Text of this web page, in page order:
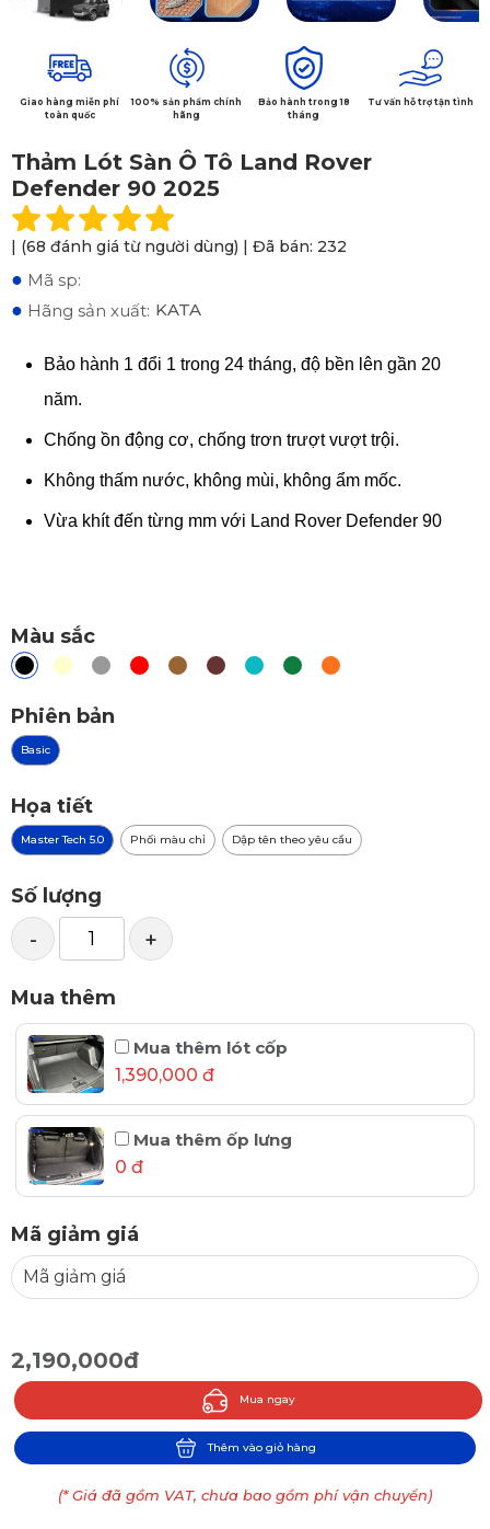
Giao hàng miễn phí
toàn quốc
100% sản phẩm chính
hãng
Bảo hành trong 18
tháng
Tư vấn hỗ trợ tận tình
Thảm Lót Sàn Ô Tô Land Rover
Defender 90 2025
| (68 đánh giá từ người dùng) | Đã bán: 232
● Mã sp:
● Hãng sản xuất: KATA
Bảo hành 1 đổi 1 trong 24 tháng, độ bền lên gần 20
năm.
Chống ồn động cơ, chống trơn trượt vượt trội.
Không thấm nước, không mùi, không ẩm mốc.
Vừa khít đến từng mm với Land Rover Defender 90
Màu sắc
Phiên bản
Basic
Họa tiết
Master Tech 5.0 Phối màu chỉ Dập tên theo yêu cầu
Số lượng
- +
Mua thêm
Mua thêm lót cốp
1,390,000 đ
Mua thêm ốp lưng
0 đ
Mã giảm giá
2,190,000đ
Mua ngay
Thêm vào giỏ hàng
(* Giá đã gồm VAT, chưa bao gồm phí vận chuyển)